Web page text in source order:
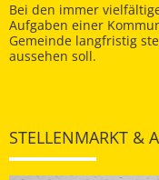
Bei den immer
Aufgaben einer
Gemeinde langfristig
aussehen soll.
STELLENMARKT &